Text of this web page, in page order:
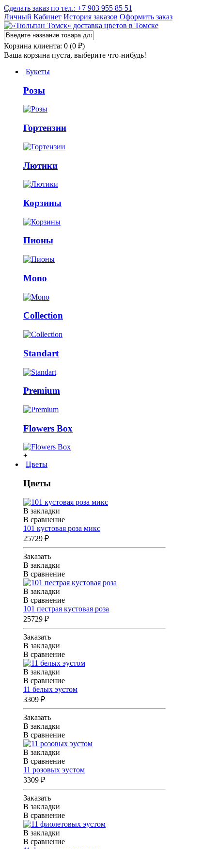
Сделать заказ по тел.: +7 903 955 85 51
Личный Кабинет История заказов Оформить заказ
Корзина клиента: 0 (0 ₽)
Ваша корзина пуста, выберите что-нибудь!
Букеты
Розы
Гортензии
Лютики
Корзины
Пионы
Mono
Collection
Standart
Premium
Flowers Box
+
Цветы
Цветы
В закладки
В сравнение
101 кустовая роза микс
25729 ₽
Заказать
В закладки
В сравнение
В закладки
В сравнение
101 пестрая кустовая роза
25729 ₽
Заказать
В закладки
В сравнение
В закладки
В сравнение
11 белых эустом
3309 ₽
Заказать
В закладки
В сравнение
В закладки
В сравнение
11 розовых эустом
3309 ₽
Заказать
В закладки
В сравнение
В закладки
В сравнение